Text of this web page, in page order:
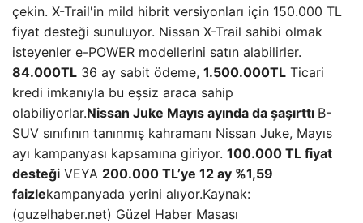
çekin. X-Trail'in mild hibrit versiyonları için 150.000 TL
fiyat desteği sunuluyor. Nissan X-Trail sahibi olmak
isteyenler e-POWER modellerini satın alabilirler.
84.000TL 36 ay sabit ödeme, 1.500.000TL Ticari
kredi imkanıyla bu eşsiz araca sahip
olabiliyorlar.Nissan Juke Mayıs ayında da şaşırttı B-
SUV sınıfının tanınmış kahramanı Nissan Juke, Mayıs
ayı kampanyası kapsamına giriyor. 100.000 TL fiyat
desteği VEYA 200.000 TL’ye 12 ay %1,59
faizlekampanyada yerini alıyor.Kaynak:
(guzelhaber.net) Güzel Haber Masası